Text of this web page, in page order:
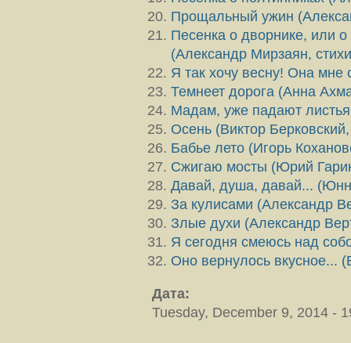
Прощальный ужин
Песенка о дворнике, или о
(Александр Мирзаян,
Я так хочу весну! Она мне
Темнеет дорога (Анна
Мадам, уже падают
Осень (Виктор
Бабье лето (Игорь
Сжигаю мосты (Юрий
Давай, душа, давай...
За кулисами (Александр
Злые духи (Александр
Я сегодня смеюсь над
Оно вернулось вкусное...
Дата:
Tuesday, December 9, 2014 -